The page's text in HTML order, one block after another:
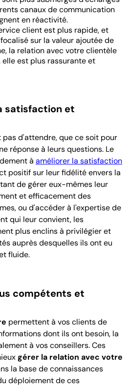
canaux de communication
en réactivité.
client est plus rapide, et
sur la valeur ajoutée de
la relation avec votre clientèle
est plus rassurante et
satisfaction et
d'attendre, que ce soit pour
réponse à leurs questions. Le
à améliorer la satisfaction
positif sur leur fidélité envers la
de gérer eux-mêmes leur
et efficacement des
ou d'accéder à l'expertise de
qui leur convient, les
plus enclins à privilégier et
auprès desquelles ils ont eu
fluide.
compétents et
permettent à vos clients de
dont ils ont besoin, la
à vos conseillers. Ces
gérer la relation avec votre
la base de connaissances
déploiement de ces